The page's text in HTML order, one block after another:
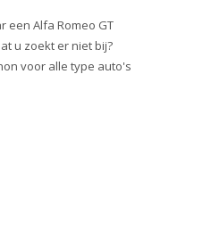
Alfa Romeo GT
u zoekt er niet bij?
voor alle type auto's